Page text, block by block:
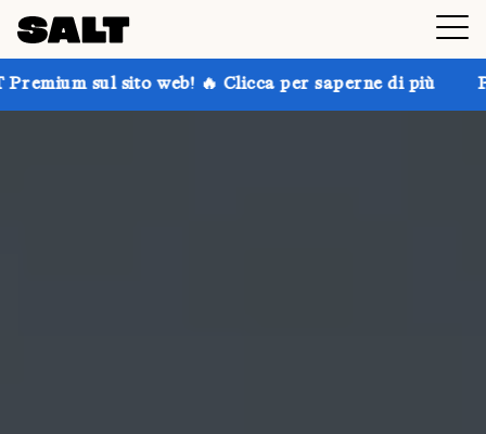
web! 🔥 Clicca per saperne di più Prendi fino al